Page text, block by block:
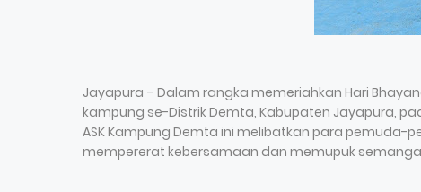
Jayapura – Dalam rangka memeriahkan Hari
kampung se-Distrik Demta, Kabupaten Jayapura,
ASK Kampung Demta ini melibatkan para
mempererat kebersamaan dan memupuk